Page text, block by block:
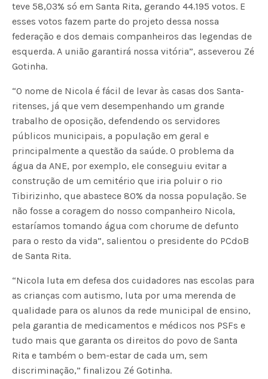
teve 58,03% só em Santa Rita, gerando 44.195 votos. E
esses votos fazem parte do projeto dessa nossa
federação e dos demais companheiros das legendas de
esquerda. A união garantirá nossa vitória”, asseverou Zé
Gotinha.
“O nome de Nicola é fácil de levar às casas dos Santa-
ritenses, já que vem desempenhando um grande
trabalho de oposição, defendendo os servidores
públicos municipais, a população em geral e
principalmente a questão da saúde. O problema da
água da ANE, por exemplo, ele conseguiu evitar a
construção de um cemitério que iria poluir o rio
Tibirizinho, que abastece 80% da nossa população. Se
não fosse a coragem do nosso companheiro Nicola,
estaríamos tomando água com chorume de defunto
para o resto da vida”, salientou o presidente do PCdoB
de Santa Rita.
“Nicola luta em defesa dos cuidadores nas escolas para
as crianças com autismo, luta por uma merenda de
qualidade para os alunos da rede municipal de ensino,
pela garantia de medicamentos e médicos nos PSFs e
tudo mais que garanta os direitos do povo de Santa
Rita e também o bem-estar de cada um, sem
discriminação,” finalizou Zé Gotinha.